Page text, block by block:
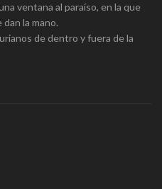
ventana al paraíso, en la que
la mano.
de dentro y fuera de la